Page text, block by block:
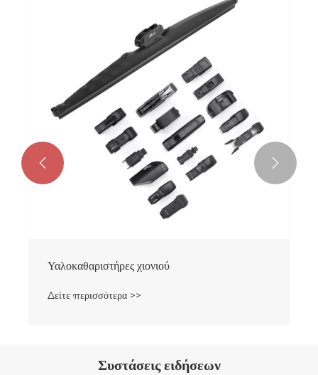
Υαλοκαθαριστήρες χιονιού
Δείτε περισσότερα >>
 
Συστάσεις ειδήσεων